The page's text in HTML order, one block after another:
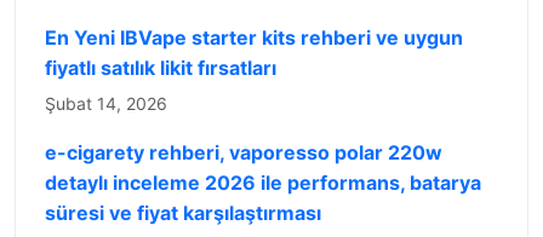
En Yeni IBVape starter kits rehberi ve uygun
fiyatlı satılık likit fırsatları
Şubat 14, 2026
e-cigarety rehberi, vaporesso polar 220w
detaylı inceleme 2026 ile performans, batarya
süresi ve fiyat karşılaştırması